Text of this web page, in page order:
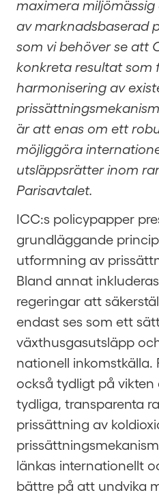
maximera
av marknadsbaserad
som vi behöver se att
konkreta resultat som
harmonisering av
är att enas om ett
möjliggöra
utsläppsrätter inom
Parisavtalet.
ICC:s policypapper
grundläggande
utformning av
Bland annat
regeringar att
endast ses som ett
växthusgasutsläpp
nationell inkomstkälla.
också tydligt på
tydliga, transparenta
prissättning av
länkas internationellt
bättre på att undvika